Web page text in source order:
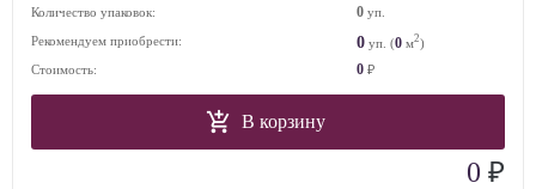
Количество упаковок: 0 уп.
Рекомендуем приобрести:
0 уп. (0 м2)
Стоимость:
0 ₽
В корзину
0 ₽